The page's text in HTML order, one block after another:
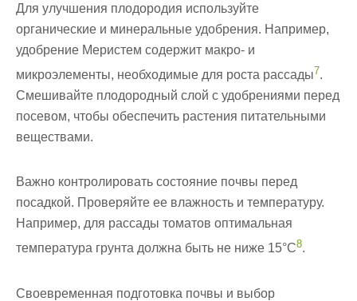
Для улучшения плодородия используйте
органические и минеральные удобрения. Например,
удобрение Меристем содержит макро- и
микроэлементы, необходимые для роста рассады7.
Смешивайте плодородный слой с удобрениями перед
посевом, чтобы обеспечить растения питательными
веществами.
Важно контролировать состояние почвы перед
посадкой. Проверяйте ее влажность и температуру.
Например, для рассады томатов оптимальная
температура грунта должна быть не ниже 15°C8.
Своевременная подготовка почвы и выбор